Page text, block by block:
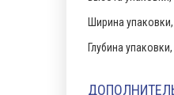
Ширина
Глубина